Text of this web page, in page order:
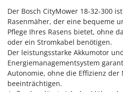
L
Laderampe aus
Laubsauger - Laubbläser
Laubsauger auf Rädern
Luftentfeuchter
Luftkühler
Enotecnica Pillan
Eschenfelder
EuroMech
Eurosystems
F
FAC
Der Bosch CityMower 18-32-300
Rasenmäher, der eine bequeme
Pflege Ihres Rasens bietet, ohne
oder ein Stromkabel benötigen.
Der leistungsstarke Akkumotor
Energiemanagementsystem
Autonomie, ohne die Effizienz der
beeinträchtigen.